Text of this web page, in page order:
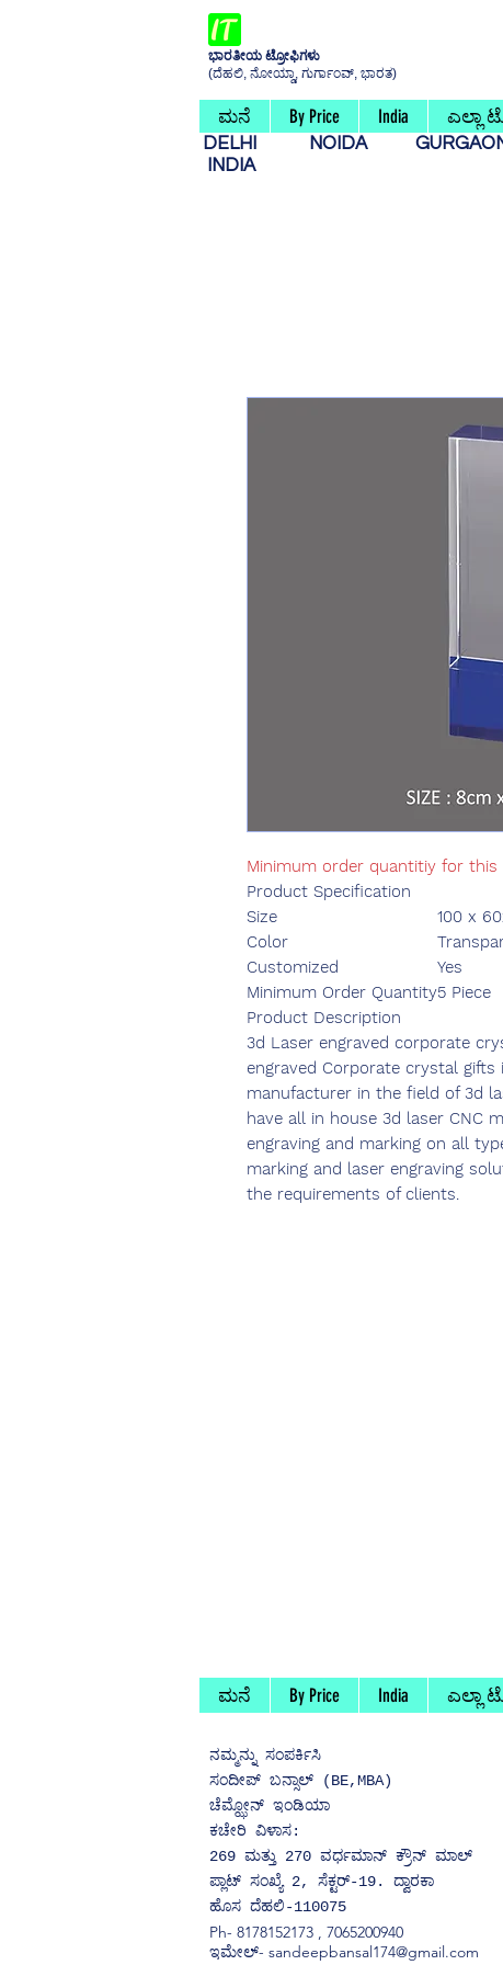
ಭಾರತೀಯ ಟ್ರೋಫಿಗಳು
(ದೆಹಲಿ, ನೋಯ್ಡಾ, ಗುರ್ಗಾಂವ್, ಭಾರತ)
ಮನೆ By Price India ಎಲ್ಲಾ
DELHI NOIDA
INDIA
Minimum order quantitiy for this
Product Specification
Size
100 x
Color
Customized
Yes
Minimum Order Quantity5 Piece
Product Description
3d Laser engraved corporate
engraved Corporate crystal gifts
manufacturer in the field of 3d
have all in house 3d laser CNC
engraving and marking on all
marking and laser engraving
the requirements of clients.
ಮನೆ By Price India ಎಲ್ಲಾ
ನಮ್ಮನ್ನುಸಂಪರ್ಕಿಸಿ
ಸಂದೀಪ್ ಬನ್ಸಾಲ್ (BE,MBA)
ಚೆಮ್ಝೋನ್ ಇಂಡಿಯಾ
ಕಚೇರಿ ವಿಳಾಸ:
269 ಮತ್ತು 270 ವರ್ಧಮಾನ್ ಕ್ರೌನ್ ಮಾಲ್
ಪ್ಲಾಟ್ ಸಂಖ್ಯೆ 2, ಸೆಕ್ಟರ್-19. ದ್ವಾರಕಾ
ಹೊಸ ದೆಹಲಿ-110075
Ph- 8178152173 , 7065200940
ಇಮೇಲ್- sandeepbansal174@gmail.com